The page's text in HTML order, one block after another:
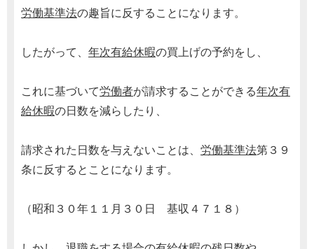
労働基準法の趣旨に反することになります。
したがって、 年次有給休暇の買上げの予約をし、
これに基づいて労働者が請求することができる年次有
給休暇の日数を減らしたり、
請求された日数を与えないことは、 労働基準法第３９
条に反するとことになります。
（昭和３０年１１月３０日 基収４７１８）